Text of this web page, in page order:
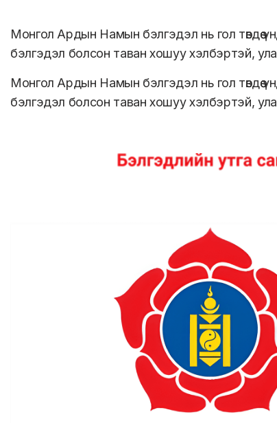
Монгол Ардын Намын бэлгэдэл нь гол төвдөө
бэлгэдэл болсон таван хошуу хэлбэртэй,
Монгол Ардын Намын бэлгэдэл нь гол төвдөө
бэлгэдэл болсон таван хошуу хэлбэртэй,